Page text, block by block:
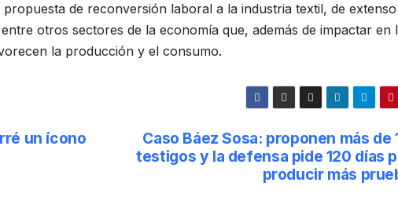
de reconversión laboral a la industria textil, de extenso
otros sectores de la economía que, además de impactar en
la producción y el consumo.
Caso Báez Sosa: proponen más de
testigos y la defensa pide 120 días
producir más
un ícono